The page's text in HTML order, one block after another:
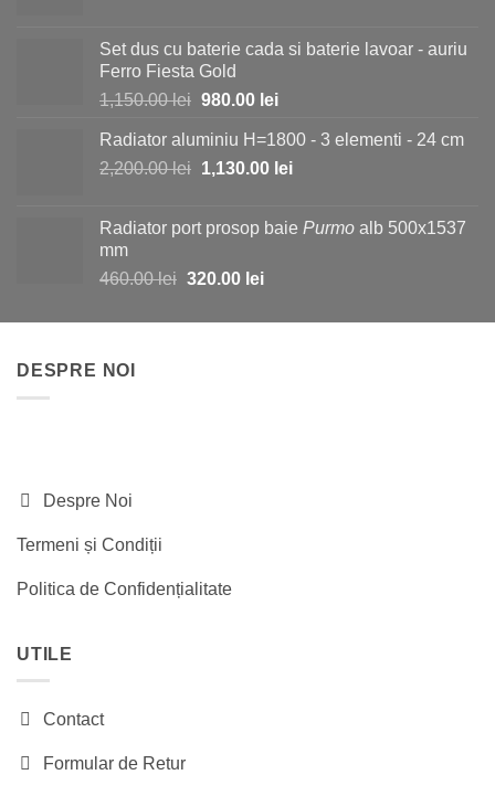
fost:
1,150.00 lei.
730.00 lei.
Set dus cu baterie cada si baterie lavoar - auriu
Ferro Fiesta Gold
1,150.00lei Prețul
a
fost:
980.00 leiPrețul
este:
980.00 lei.
Radiator aluminiu H=1800 - 3 elementi - 24 cm
2,200.00lei Prețul
fost:
1,130.00 leiPrețul
1,130.00 lei.
Radiator port prosop baie Purmo alb 500x1537
mm
460.00lei Prețul
a
320.00 leiPrețul
este:
DESPRE NOI
Despre Noi
Termeni și Condiții
Politica de Confidențialitate
UTILE
Contact
Formular de Retur